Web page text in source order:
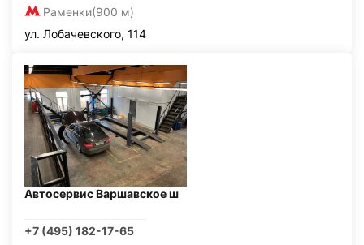
Раменки(900 м)
ул. Лобачевского, 114
Автосервис Варшавское ш
+7 (495) 182-17-65